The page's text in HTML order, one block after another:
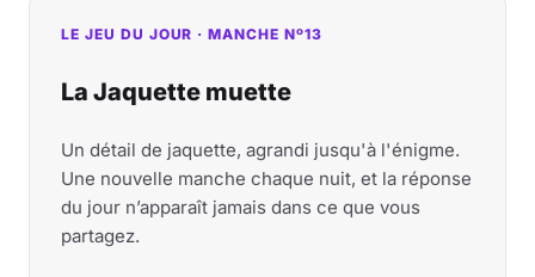
LE JEU DU JOUR · MANCHE Nº13
La Jaquette muette
Un détail de jaquette, agrandi jusqu'à l'énigme.
Une nouvelle manche chaque nuit, et la réponse
du jour n’apparaît jamais dans ce que vous
partagez.